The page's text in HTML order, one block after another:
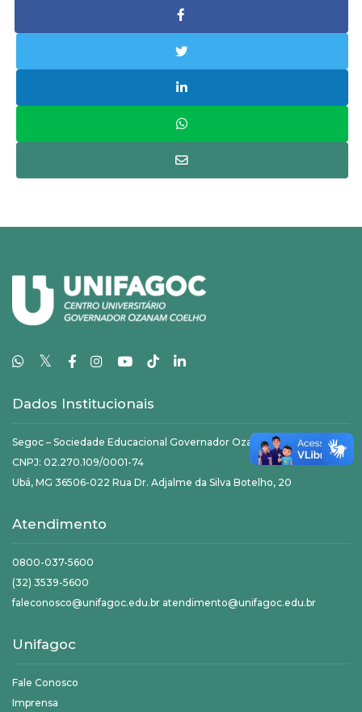
𝕏
Dados Institucionais
Segoc – Sociedade Educacional Governador Ozanam Coelho LTDA
CNPJ: 02.270.109/0001-74
Ubá, MG 36506-022 Rua Dr. Adjalme da Silva Botelho, 20
Atendimento
0800-037-5600
(32) 3539-5600
faleconosco@unifagoc.edu.br atendimento@unifagoc.edu.br
Unifagoc
Fale Conosco
Imprensa